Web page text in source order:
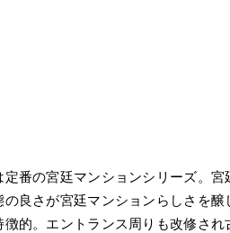
番の宮廷マンションシリーズ。
良さが宮廷マンションらしさを
的。エントランス周りも改修され